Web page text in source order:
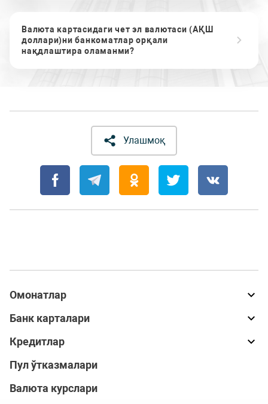
Валюта картасидаги чет эл валютаси (АҚШ
доллари)ни банкоматлар орқали
нақдлаштира оламанми?
Улашмоқ
Омонатлар
Банк карталари
Кредитлар
Пул ўтказмалари
Валюта курслари